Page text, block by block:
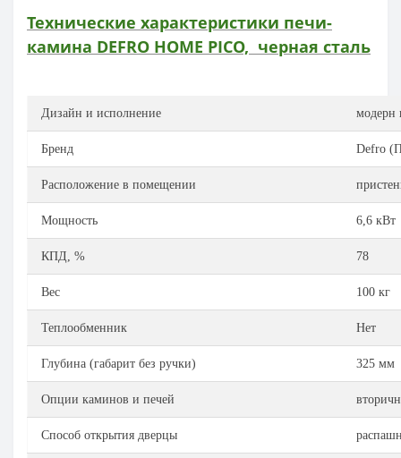
Технические характеристики печи-
камина DEFRO HOME PICO, черная сталь
Дизайн и исполнение модерн
Бренд Defro
Расположение в помещении
Мощность 6,6 кВт
КПД, % 78
Вес 100 кг
Теплообменник Нет
Глубина (габарит без ручки) 325 мм
Опции каминов и печей
Способ открытия дверцы